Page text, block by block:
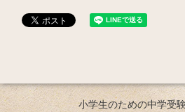
小学生のための中学受